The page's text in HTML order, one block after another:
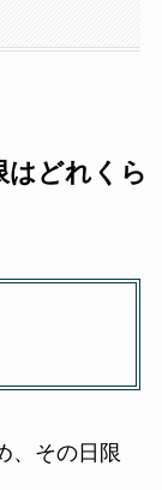
はどれくら
、その日限